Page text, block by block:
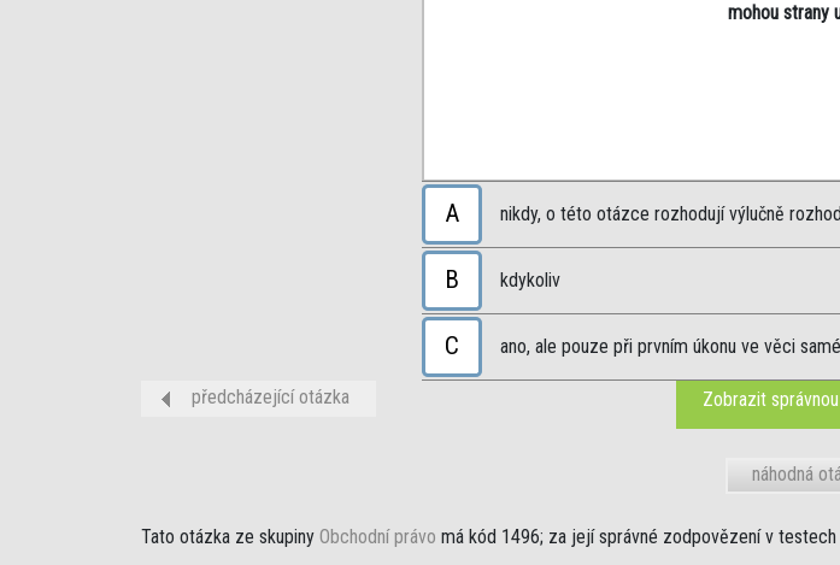
mohou strany
A nikdy, o této otázce rozhodují výlučně
B kdykoliv
C ano, ale pouze při prvním úkonu ve věci samé
Zobrazit
předcházející otázka
náhodná
Tato otázka ze skupiny Obchodní právo má kód 1496; za její správné zodpovězení v testech